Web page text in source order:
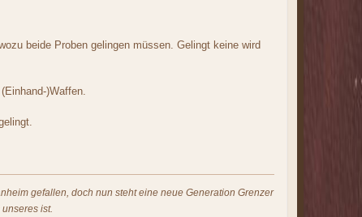
beide Proben gelingen müssen. Gelingt keine wird
)Waffen.
gefallen, doch nun steht eine neue Generation Grenzer
ist.